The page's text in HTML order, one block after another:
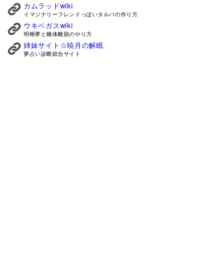
カムラッドwiki
イマジナリーフレンドっぽいタルパの作り方
ウキベガスwiki
明晰夢と幽体離脱のやり方
姉妹サイト☆暁月の解眠
夢占い診断総合サイト